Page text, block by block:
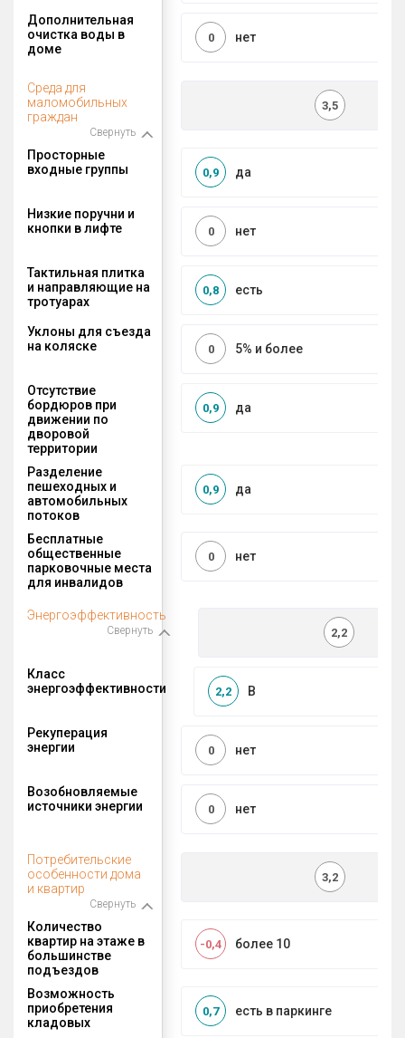
Дополнительная
очистка воды в
доме
нет
0
Среда для
маломобильных
граждан
Свернуть
3,5
Просторные
входные группы
да
0,9
Низкие поручни и
кнопки в лифте
нет
0
Тактильная плитка
и направляющие на
тротуарах
есть
0,8
Уклоны для съезда
на коляске
5% и более
0
Отсутствие
бордюров при
движении по
дворовой
территории
да
0,9
Разделение
пешеходных и
автомобильных
потоков
да
0,9
Бесплатные
общественные
парковочные места
для инвалидов
нет
0
Энергоэффективность
Свернуть 2,2
Класс
энергоэффективности
B
2,2
Рекуперация
энергии
нет
0
Возобновляемые
источники энергии
нет
0
Потребительские
особенности дома
и квартир
Свернуть
3,2
Количество
квартир на этаже в
большинстве
подъездов
более 10
-0,4
Возможность
приобретения
кладовых
есть в паркинге
0,7